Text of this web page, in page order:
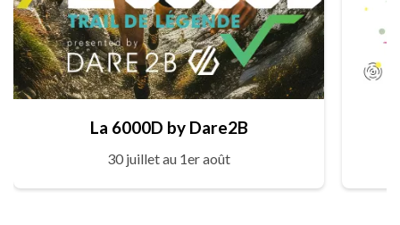
La 6000D by Dare2B
30 juillet au 1er août